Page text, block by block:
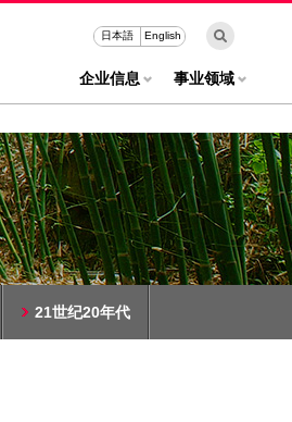
日本語 English
企业信息 事业领域
21世纪20年代